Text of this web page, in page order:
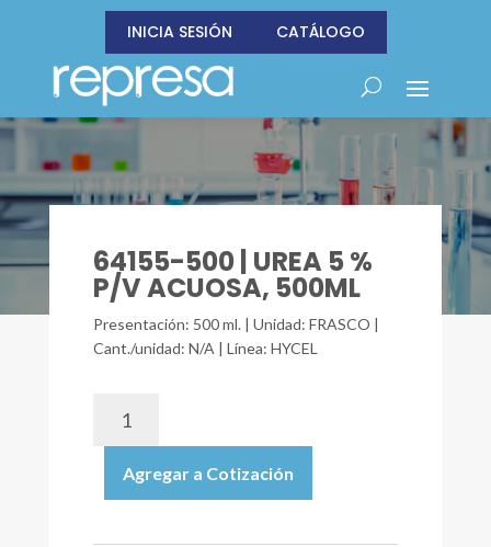
INICIA SESIÓN CATÁLOGO
64155-500 | UREA 5 %
P/V ACUOSA, 500ML
Presentación: 500 ml. | Unidad: FRASCO |
Cant./unidad: N/A | Línea: HYCEL
UREAAgregar a Cotización